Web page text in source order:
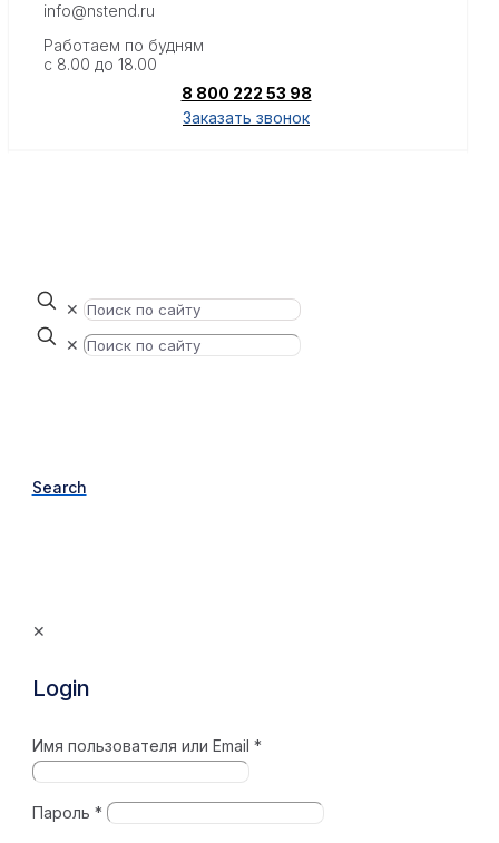
info@nstend.ru
Работаем по будням
с 8.00 до 18.00
8 800 222 53 98
Заказать звонок
✕
✕
Search
✕
Login
Имя пользователя или Email *
Пароль *